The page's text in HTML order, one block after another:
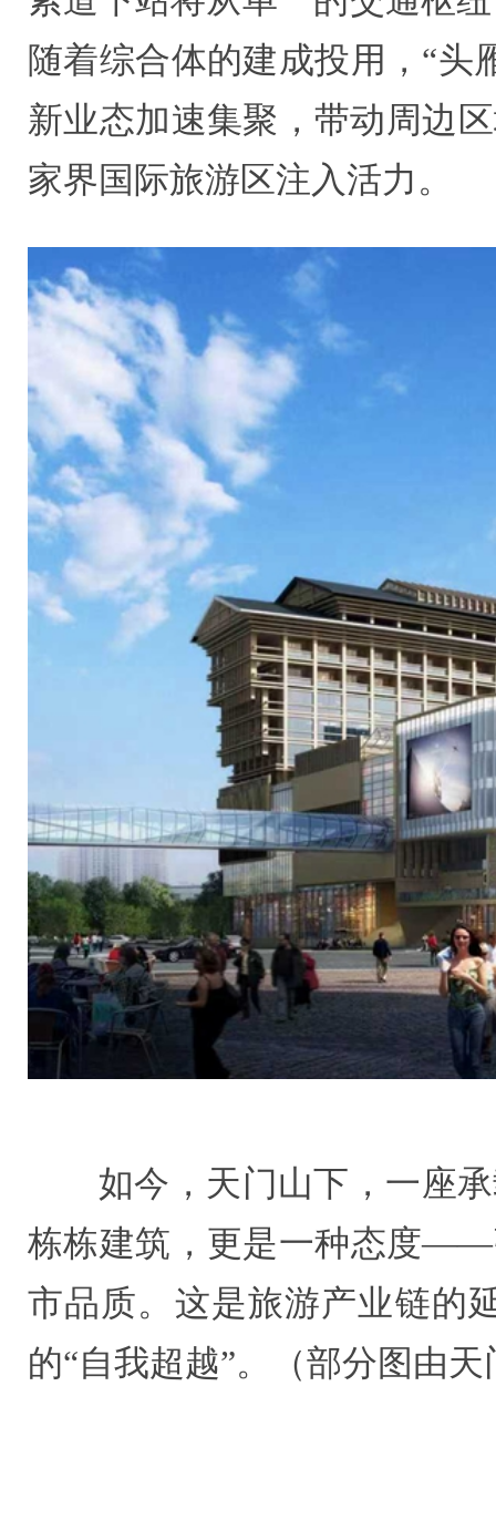
随着综合体的建成投用，“
新业态加速集聚，带动周边
家界国际旅游区注入活力。
如今，天门山下，一座
栋栋建筑，更是一种态度——
市品质。这是旅游产业链的
的“自我超越”。（部分图由